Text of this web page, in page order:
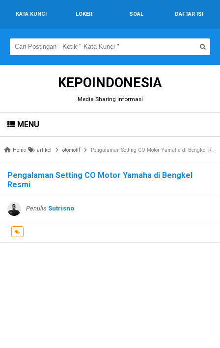
KATA KUNCI LOKER SOAL DAFTAR ISI
KEPOINDONESIA
Media Sharing Informasi
MENU
Home artikel otomotif Pengalaman Setting CO Motor Yamaha di Bengkel Resmi
Pengalaman Setting CO Motor Yamaha di Bengkel
Resmi
Penulis Sutrisno